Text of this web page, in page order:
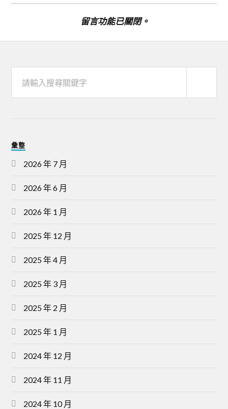
留言功能已關閉。
彙整
2026 年 7 月
2026 年 6 月
2026 年 1 月
2025 年 12 月
2025 年 4 月
2025 年 3 月
2025 年 2 月
2025 年 1 月
2024 年 12 月
2024 年 11 月
2024 年 10 月